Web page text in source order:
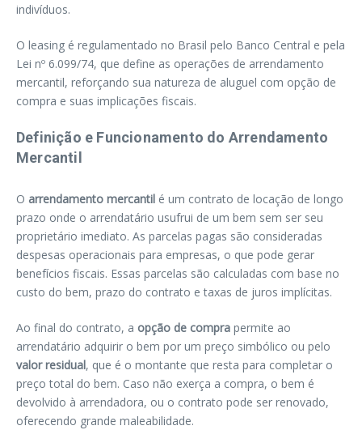
indivíduos.
O leasing é regulamentado no Brasil pelo Banco Central e pela
Lei nº 6.099/74, que define as operações de arrendamento
mercantil, reforçando sua natureza de aluguel com opção de
compra e suas implicações fiscais.
Definição e Funcionamento do Arrendamento
Mercantil
O arrendamento mercantil é um contrato de locação de longo
prazo onde o arrendatário usufrui de um bem sem ser seu
proprietário imediato. As parcelas pagas são consideradas
despesas operacionais para empresas, o que pode gerar
benefícios fiscais. Essas parcelas são calculadas com base no
custo do bem, prazo do contrato e taxas de juros implícitas.
Ao final do contrato, a opção de compra permite ao
arrendatário adquirir o bem por um preço simbólico ou pelo
valor residual, que é o montante que resta para completar o
preço total do bem. Caso não exerça a compra, o bem é
devolvido à arrendadora, ou o contrato pode ser renovado,
oferecendo grande maleabilidade.